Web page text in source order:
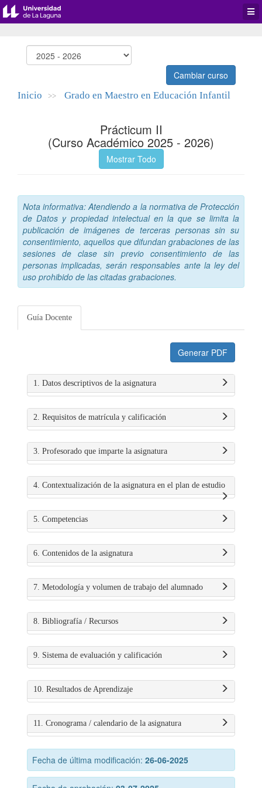
Cambiar curso
Inicio >> Grado en Maestro en Educación Infantil
Prácticum II
(Curso Académico 2025 - 2026)
Mostrar Todo
Nota informativa: Atendiendo a la normativa de Protección
de Datos y propiedad intelectual en la que se limita la
publicación de imágenes de terceras personas sin su
consentimiento, aquellos que difundan grabaciones de las
sesiones de clase sin previo consentimiento de las
personas implicadas, serán responsables ante la ley del
uso prohibido de las citadas grabaciones.
Guía Docente
Generar PDF
1. Datos descriptivos de la asignatura
2. Requisitos de matrícula y calificación
3. Profesorado que imparte la asignatura
4. Contextualización de la asignatura en el plan de estudio
5. Competencias
6. Contenidos de la asignatura
7. Metodología y volumen de trabajo del alumnado
8. Bibliografía / Recursos
9. Sistema de evaluación y calificación
10. Resultados de Aprendizaje
11. Cronograma / calendario de la asignatura
Fecha de última modificación: 26-06-2025